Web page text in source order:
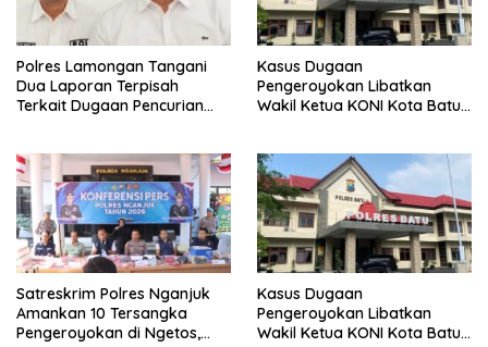
Polres Lamongan Tangani
Dua Laporan Terpisah
Terkait Dugaan Pencurian
Kasus Dugaan
Pengeroyokan Libatkan
Wakil Ketua KONI Kota Batu,
Satreskrim Polres Nganjuk
Amankan 10 Tersangka
Pengeroyokan di Ngetos,
Kasus Dugaan
Pengeroyokan Libatkan
Wakil Ketua KONI Kota Batu